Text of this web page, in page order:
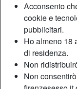
Acconsento
cookie e
pubblicitari.
Ho almeno 18
di residenza.
Non
Non